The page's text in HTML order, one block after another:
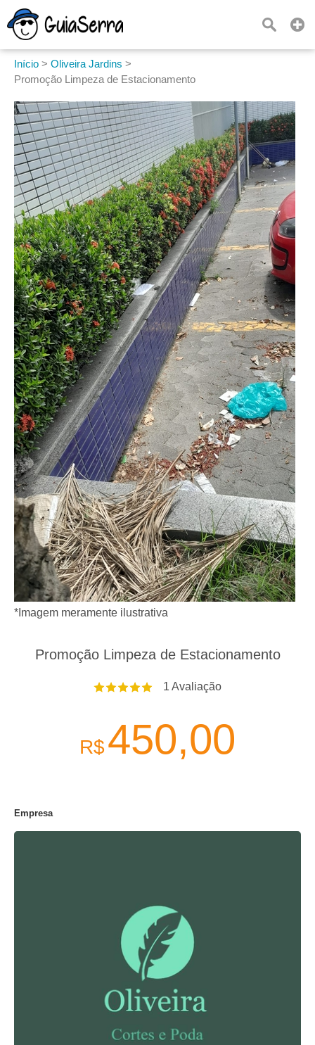
Início > Oliveira Jardins >
Promoção Limpeza de Estacionamento
*Imagem meramente ilustrativa
Promoção Limpeza de Estacionamento
1 Avaliação
R$450,00
Empresa